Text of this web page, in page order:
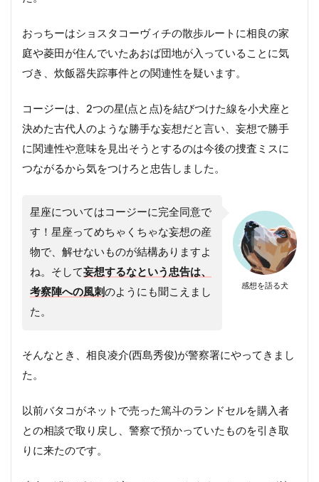
おっちーはショスタコーヴィチの散歩ルートに相良の家
庭や菱田が住んでいたあおば団地が入っていることに気
づき、炊飯器失踪事件との関連性を疑います。
コージーは、2つの星(点と点)を結びつけた線を小犬座と
決めた古代人のような勝手な妄想だと言い、妄想で勝手
に関連性や意味を見出そうとするのは今後の捜査ミスに
つながるから気をつけろと忠告しました。
感想を語る犬
星座についてはコージーに完全同意で
す！星座ってめちゃくちゃな妄想の産
物で、解せないものが結構ありますよ
ね。そして妄想するなという忠告は、
考察陣への風刺のようにも聞こえまし
た。
そんなとき、相良凌介(西島秀俊)が警察署にやってきまし
た。
以前バタコがネットで売った篤斗のランドセルを購入者
との相談で取り戻し、警察で預かっていたものを引き取
りに来たのです。